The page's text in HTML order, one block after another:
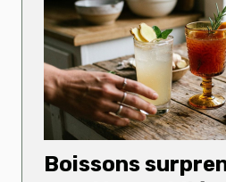
Boissons